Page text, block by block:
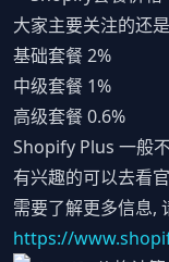
大家主要关注的还
基础套餐 2%
中级套餐 1%
高级套餐 0.6%
Shopify Plus 一般
有兴趣的可以去看
需要了解更多信息,
https://